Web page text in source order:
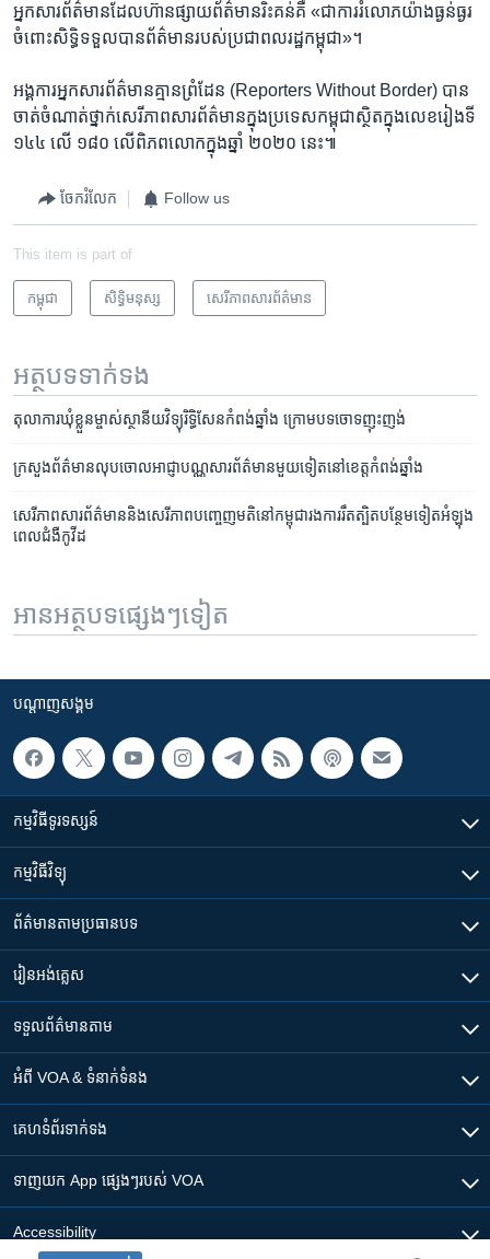
អ្នក​សារ​ព័ត៌មាន​ដែល​ហ៊ាន​ផ្សាយ​ព័ត៌មាន​រិះគន់​គឺ «ជា​ការ​រំលោភ​យ៉ាង​ធ្ងន់ធ្ងរ​
ចំពោះ​សិទ្ធិ​ទទួល​បាន​ព័ត៌មាន​របស់​ប្រជា​ពលរដ្ឋ​កម្ពុជា»។​
អង្គការ​អ្នក​សារព័ត៌មាន​គ្មាន​ព្រំដែន (Reporters Without Border) បាន​
ចាត់​ចំណាត់​ថ្នាក់​សេរីភាព​សារ​ព័ត៌មាន​ក្នុង​ប្រទេស​កម្ពុជា​ស្ថិត​ក្នុង​លេខ​រៀង​ទី
​១៤៤​ លើ​ ១៨០ ​លើ​ពិភពលោក​ក្នុង​ឆ្នាំ ​២០២០ ​នេះ៕
ចែករំលែក Follow us
This item is part of
កម្ពុជា សិទ្ធិ​មនុស្ស សេរីភាពសារព័ត៌មាន
អត្ថបទ​ទាក់ទង
តុលាការ​ឃុំ​ខ្លួន​ម្ចាស់​ស្ថានីយ​វិទ្យុ​រិទ្ធិសែន​កំពង់​ឆ្នាំង ក្រោម​បទ​ចោទ​ញុះញង់
ក្រសួងព័ត៌មាន​លុប​ចោល​អាជ្ញាបណ្ណ​សារព័ត៌មាន​មួយ​ទៀត​នៅ​ខេត្ត​កំពង់​ឆ្នាំង
សេរីភាព​សារ​ព័ត៌មាននិង​សេរីភាព​បញ្ចេញ​មតិ​នៅ​កម្ពុជា​រង​ការ​រឹតត្បិត​បន្ថែម​ទៀត​អំឡុង​
ពេល​ជំងឺ​កូវីដ
អានអត្ថបទផ្សេងៗទៀត
បណ្តាញ​សង្គម
កម្មវិធី​ទូរទស្សន៍
កម្មវិធី​វិទ្យុ
ព័ត៌មាន​តាមប្រធានបទ​
រៀន​​អង់គ្លេស
ទទួល​ព័ត៌មាន​តាម
អំពី​ VOA & ទំនាក់ទំនង
គេហទំព័រ​​ទាក់ទង
ទាញយក​ App ផ្សេងៗ​របស់​ VOA
Accessibility